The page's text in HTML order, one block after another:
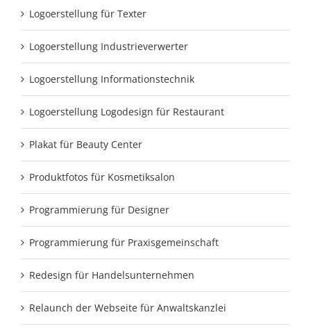
Logoerstellung für Texter
Logoerstellung Industrieverwerter
Logoerstellung Informationstechnik
Logoerstellung Logodesign für Restaurant
Plakat für Beauty Center
Produktfotos für Kosmetiksalon
Programmierung für Designer
Programmierung für Praxisgemeinschaft
Redesign für Handelsunternehmen
Relaunch der Webseite für Anwaltskanzlei